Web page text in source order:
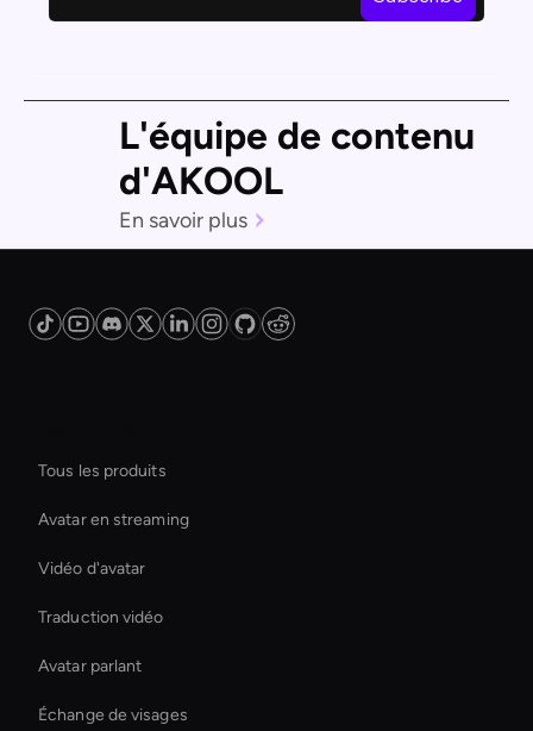
L'équipe de contenu
d'AKOOL
En savoir plus
Tous les produits
Avatar en streaming
Vidéo d'avatar
Traduction vidéo
Avatar parlant
Échange de visages